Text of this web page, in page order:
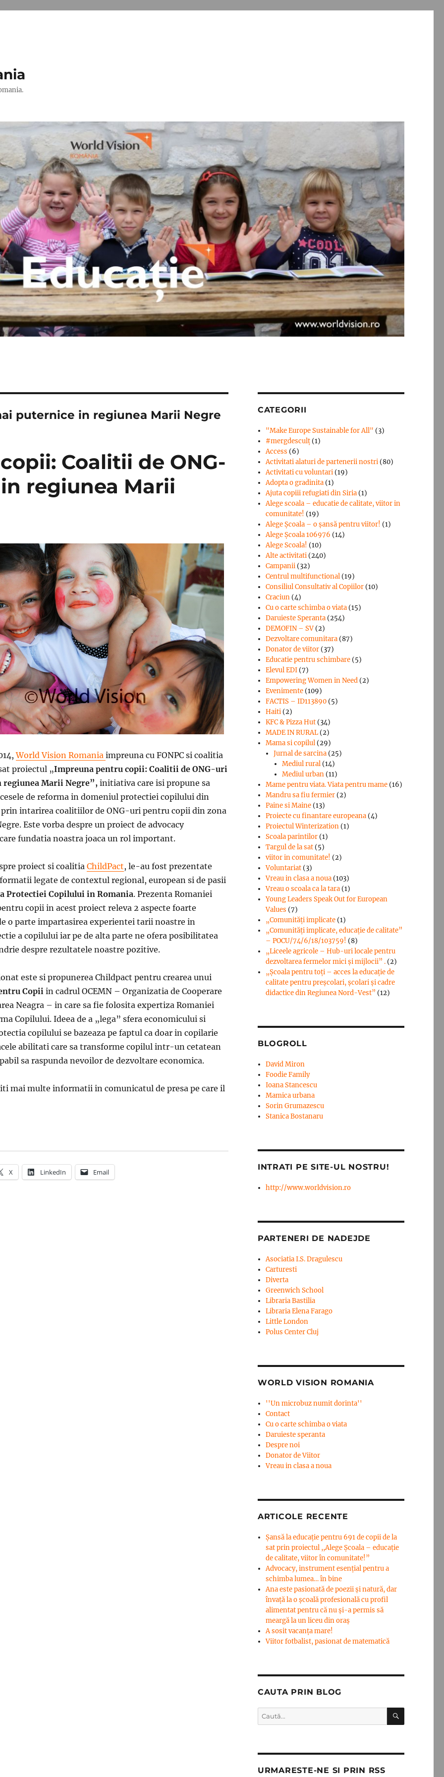
puternice in regiunea Marii Negre
Coalitii de ONG-
regiunea Marii
World Vision Romania impreuna cu FONPC si coalitia
proiectul „Impreuna pentru copii: Coalitii de ONG-uri
regiunea Marii Negre”, initiativa care isi propune sa
de reforma in domeniul protectiei copilului din
intarirea coalitiilor de ONG-uri pentru copii din zona
Este vorba despre un proiect de advocacy
fundatia noastra joaca un rol important.
proiect si coalitiaChildPact, le-au fost prezentate
legate de contextul regional, european si de pasii
Protectiei Copilului in Romania. Prezenta Romaniei
copii in acest proiect releva 2 aspecte foarte
o parte impartasirea experientei tarii noastre in
a copilului iar pe de alta parte ne ofera posibilitatea
despre rezultatele noastre pozitive.
este si propunerea Childpact pentru crearea unui
Copiiin cadrul OCEMN – Organizatia de Cooperare
Neagra – in care sa fie folosita expertiza Romaniei
Copilului. Ideea de a „lega” sfera economicului si
copilului se bazeaza pe faptul ca doar in copilarie
abilitati care sa transforme copilul intr-un cetatean
sa raspunda nevoilor de dezvoltare economica.
mai multe informatii in comunicatul de presa pe care il
X LinkedIn Email
CATEGORII
"Make Europe Sustainable for All" (3)
#mergdesculţ (1)
Access (6)
Activitati alaturi de partenerii nostri (80)
Activitati cu voluntari (19)
Adopta o gradinita (1)
Ajuta copiii refugiati din Siria (1)
Alege scoala – educatie de calitate, viitor in
comunitate! (19)
Alege Şcoala – o şansă pentru viitor! (1)
Alege Școala 106976 (14)
Alege Scoala! (10)
Alte activitati (240)
Campanii (32)
Centrul multifunctional (19)
Consiliul Consultativ al Copiilor (10)
Craciun (4)
Cu o carte schimba o viata (15)
Daruieste Speranta (254)
DEMOFIN – SV (2)
Dezvoltare comunitara (87)
Donator de viitor (37)
Educatie pentru schimbare (5)
Elevul EDI (7)
Empowering Women in Need (2)
Evenimente (109)
FACTIS – ID113890 (5)
Haiti (2)
KFC & Pizza Hut (34)
MADE IN RURAL (2)
Mama si copilul (29)
Jurnal de sarcina (25)
Mediul rural(14)
Mediul urban(11)
Mame pentru viata. Viata pentru mame (16)
Mandru sa fiu fermier (2)
Paine si Maine (13)
Proiecte cu finantare europeana (4)
Proiectul Winterization (1)
Scoala parintilor (1)
Targul de la sat (5)
viitor in comunitate! (2)
Voluntariat (3)
Vreau in clasa a noua (103)
Vreau o scoala ca la tara (1)
Young Leaders Speak Out for European
Values (7)
„Comunități implicate (1)
„Comunități implicate, educație de calitate”
– POCU/74/6/18/103759! (8)
„Liceele agricole – Hub-uri locale pentru
dezvoltarea fermelor mici şi mijlocii” . (2)
„Școala pentru toți – acces la educație de
calitate pentru preșcolari, școlari și cadre
didactice din Regiunea Nord-Vest” (12)
BLOGROLL
David Miron
Foodie Family
Ioana Stancescu
Mamica urbana
Sorin Grumazescu
Stanica Bostanaru
INTRATI PE SITE-UL NOSTRU!
http://www.worldvision.ro
PARTENERI DE NADEJDE
Asociatia I.S. Dragulescu
Carturesti
Diverta
Greenwich School
Libraria Bastilia
Libraria Elena Farago
Little London
Polus Center Cluj
WORLD VISION ROMANIA
''Un microbuz numit dorinta''
Contact
Cu o carte schimba o viata
Daruieste speranta
Despre noi
Donator de Viitor
Vreau in clasa a noua
ARTICOLE RECENTE
Șansă la educație pentru 691 de copii de la
sat prin proiectul ,,Alege Școala – educație
de calitate, viitor în comunitate!”
Advocacy, instrument esenţial pentru a
schimba lumea… în bine
Ana este pasionată de poezii și natură, dar
învață la o școală profesională cu profil
alimentat pentru că nu și-a permis să
meargă la un liceu din oraș
A sosit vacanța mare!
Viitor fotbalist, pasionat de matematică
CAUTA PRIN BLOG
Caută
după:
CĂUTARE
URMARESTE-NE SI PRIN RSS